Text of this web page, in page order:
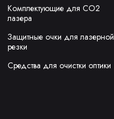
Комплектующие для CO2
лазера
Защитные очки для лазерной
резки
Средства для очистки оптики